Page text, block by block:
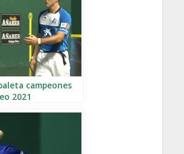
campeones
2021